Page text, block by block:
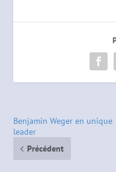
Benjamin Weger en unique
leader
Précédent